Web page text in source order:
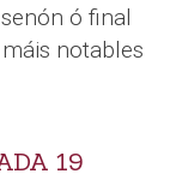
ó final
notables
19